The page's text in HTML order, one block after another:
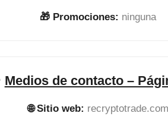
🎁 Promociones: ninguna
Medios de contacto –
🌐 Sitio web: recryptotrade.com